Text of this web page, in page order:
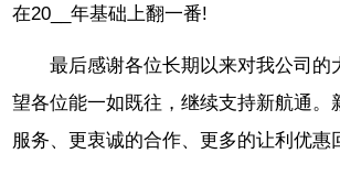
在20__年基础上翻一番!
最后感谢各位长期以来对我公司的
望各位能一如既往，继续支持新航通。
服务、更衷诚的合作、更多的让利优惠